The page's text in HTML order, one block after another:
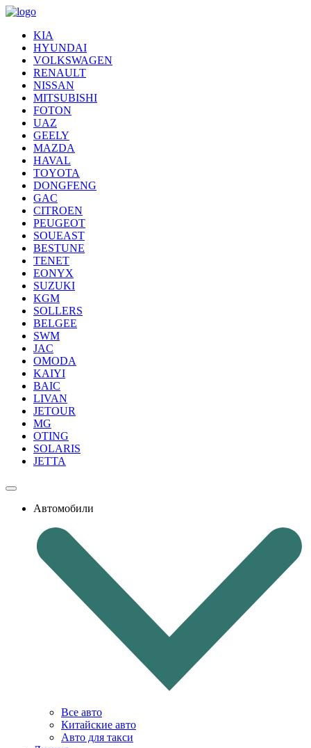
KIA
HYUNDAI
VOLKSWAGEN
RENAULT
NISSAN
MITSUBISHI
FOTON
UAZ
GEELY
MAZDA
HAVAL
TOYOTA
DONGFENG
GAC
CITROEN
PEUGEOT
SOUEAST
BESTUNE
TENET
EONYX
SUZUKI
KGM
SOLLERS
BELGEE
SWM
JAC
OMODA
KAIYI
BAIC
LIVAN
JETOUR
MG
OTING
SOLARIS
JETTA
Автомобили
Все авто
Китайские авто
Авто для такси